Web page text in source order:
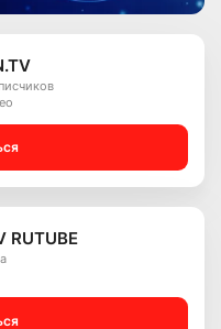
RUTUBE